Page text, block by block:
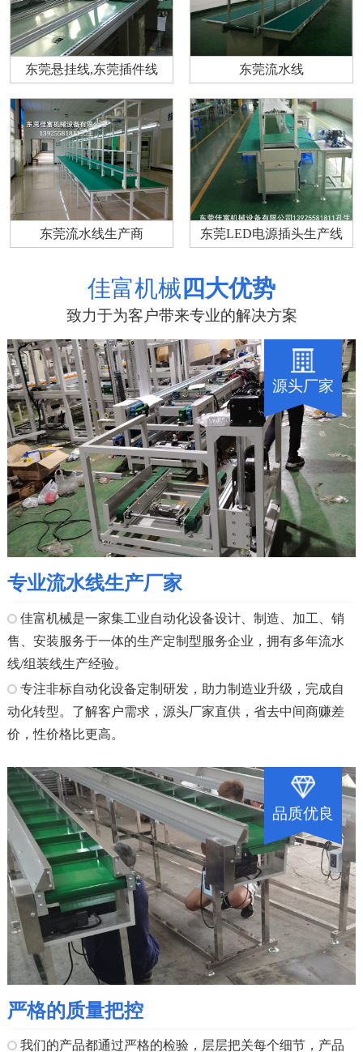
东莞悬挂线,东莞插件线 东莞流水线
东莞流水线生产商 东莞LED电源插头生产线
佳富机械 四大优势
致力于为客户带来专业的解决方案
源头厂家
专业流水线生产厂家
佳富机械是一家集工业自动化设备设计、制造、加工、销
售、安装服务于一体的生产定制型服务企业，拥有多年流水
线/组装线生产经验。
专注非标自动化设备定制研发，助力制造业升级，完成自
动化转型。了解客户需求，源头厂家直供，省去中间商赚差
价，性价格比更高。
品质优良
严格的质量把控
我们的产品都通过严格的检验，层层把关每个细节，产品